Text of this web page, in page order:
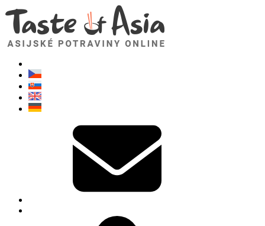
TasteOfAsia.cz
Neváhejte se zeptat. Jsem tady pro vás!